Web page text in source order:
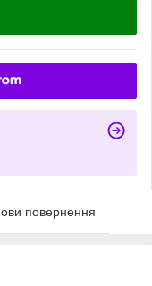
повернення